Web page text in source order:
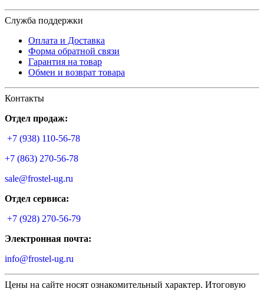
Служба поддержки
Оплата и Доставка
Форма обратной связи
Гарантия на товар
Обмен и возврат товара
Контакты
Отдел продаж:
+7 (938) 110-56-78
+7 (863) 270-56-78
sale@frostel-ug.ru
Отдел сервиса:
+7 (928) 270-56-79
Электронная почта:
info@frostel-ug.ru
Цены на сайте носят ознакомительный характер. Итоговую